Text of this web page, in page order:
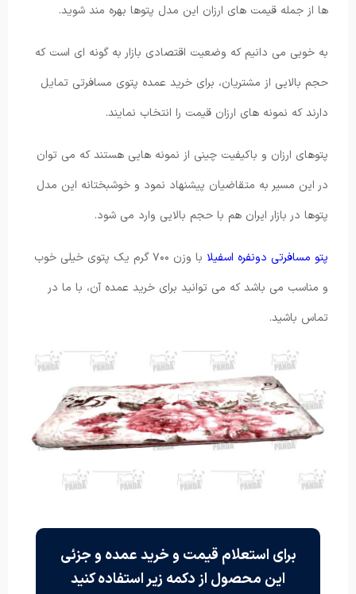
ها از جمله قیمت های ارزان این مدل پتوها بهره مند شوید.
به خوبی می دانیم که وضعیت اقتصادی بازار به گونه ای است که
حجم بالایی از مشتریان، برای خرید عمده پتوی مسافرتی تمایل
دارند که نمونه های ارزان قیمت را انتخاب نمایند.
پتوهای ارزان و باکیفیت چینی از نمونه هایی هستند که می توان
در این مسیر به متقاضیان پیشنهاد نمود و خوشبختانه این مدل
پتوها در بازار ایران هم با حجم بالایی وارد می شود.
پتو مسافرتی دونفره اسفیلا
با وزن ۷۰۰ گرم یک پتوی خیلی خوب
و مناسب می باشد که می توانید برای خرید عمده آن، با ما در
تماس باشید.
برای استعلام قیمت و خرید عمده و جزئی
این محصول از دکمه زیر استفاده کنید